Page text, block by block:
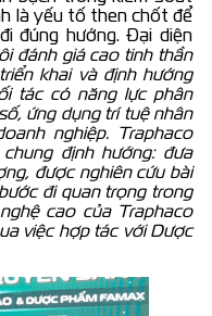
là yếu tố then chốt để
đúng hướng. Đại diện
đánh giá cao tinh thần
khai và định hướng
tác có năng lực phân
ứng dụng trí tuệ nhân
nghiệp. Traphaco
định hướng: đưa
được nghiên cứu bài
đi quan trọng trong
cao của Traphaco
việc hợp tác với Dược